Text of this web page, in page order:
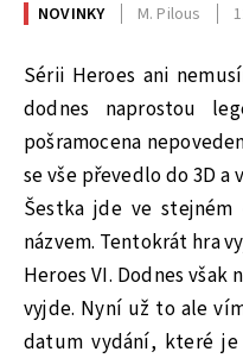
NOVINKY M. Pilous
Sérii Heroes ani
dodnes naprostou
pošramocena
se vše převedlo do 3D
Šestka jde ve
názvem. Tentokrát hra
Heroes VI. Dodnes
vyjde. Nyní už to ale
datum vydání, které je